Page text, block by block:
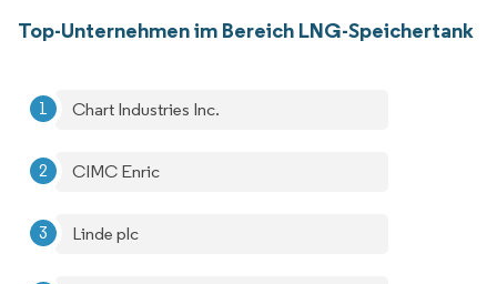
Top-Unternehmen im Bereich LNG-Speichertank
Chart Industries Inc.
CIMC Enric
Linde plc